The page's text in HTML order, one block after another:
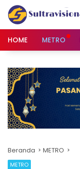
Langsung
konten
HOME
METRO
Beranda METRO
METRO